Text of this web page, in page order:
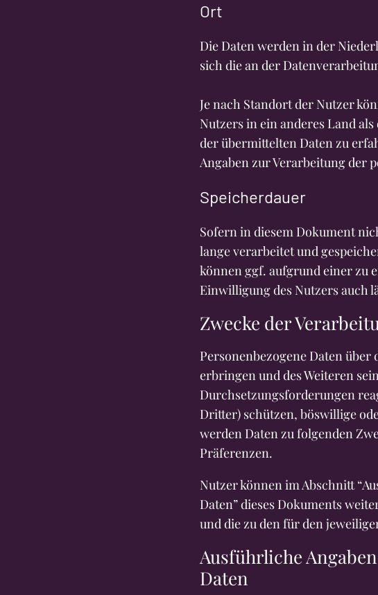
Ort
Die Daten werden in der
sich die an der
Je nach Standort der Nutzer
Nutzers in ein anderes Land
der übermittelten Daten zu
Angaben zur Verarbeitung der
Speicherdauer
Sofern in diesem Dokument
lange verarbeitet und
können ggf. aufgrund einer zu
Einwilligung des Nutzers auch
Zwecke der
Personenbezogene Daten
erbringen und des Weiteren
Durchsetzungsforderungen
Dritter) schützen, böswillige
werden Daten zu folgenden
Präferenzen.
Nutzer können im Abschnitt
Daten” dieses Dokuments
und die zu den für den
Ausführliche
Daten